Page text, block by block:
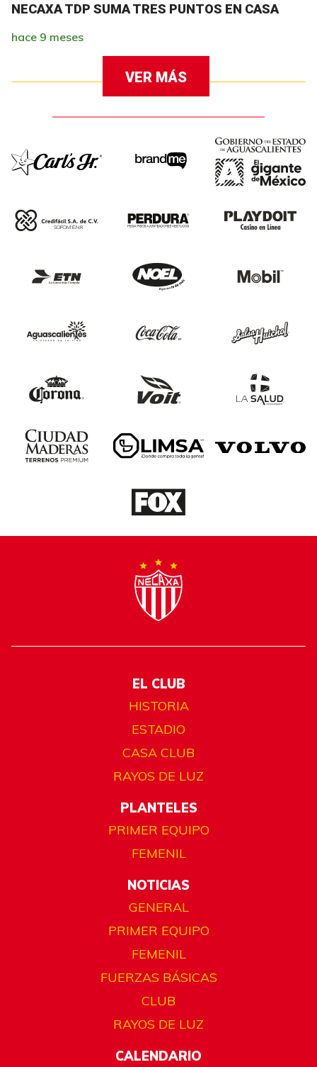
NECAXA TDP SUMA TRES PUNTOS EN CASA
hace 9 meses
VER MÁS
EL CLUB
HISTORIA
ESTADIO
CASA CLUB
RAYOS DE LUZ
PLANTELES
PRIMER EQUIPO
FEMENIL
NOTICIAS
GENERAL
PRIMER EQUIPO
FEMENIL
FUERZAS BÁSICAS
CLUB
RAYOS DE LUZ
CALENDARIO